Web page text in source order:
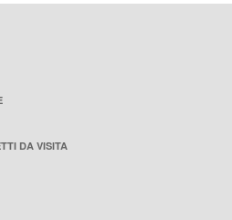
DA VISITA